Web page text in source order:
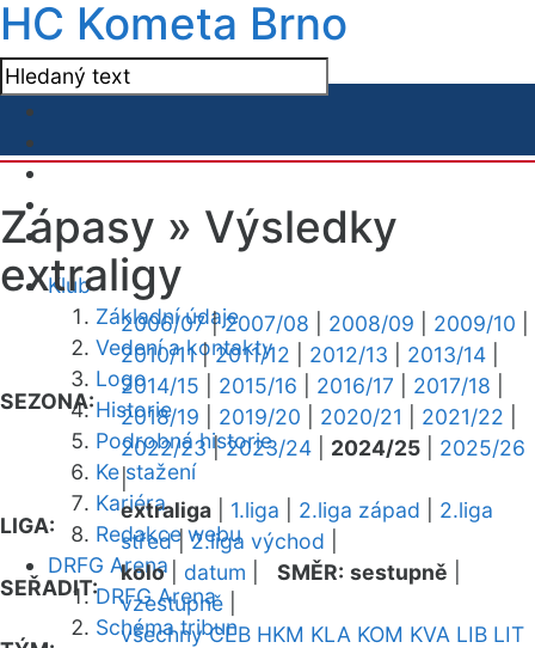
HC Kometa Brno
Klub
Základní údaje
Vedení a kontakty
Logo
Historie
Podrobná historie
Ke stažení
Kariéra
Redakce webu
DRFG Arena
DRFG Arena
Schéma tribun
Zápasy » Výsledky
extraligy
SEZONA:
2006/07|2007/08 2008/09 2009/10
2010/11|2011/12 2012/13 2013/14
2014/15
2015/16 2016/17 2017/18
2018/19
2019/20 2020/21 2021/22
2022/23|2023/24 2024/25
2025/26
|
LIGA:
extraliga 1.liga 2.liga západ
2.liga
střed|2.liga východ
SEŘADIT:
kolo| datum SMĚR: sestupně
vzestupně
všechny CEB HKM KLA KOM KVA LIB LIT